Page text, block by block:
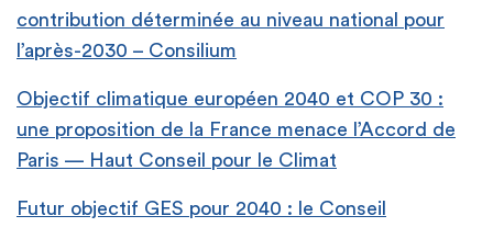
contribution déterminée au niveau national pour
l’après-2030 – Consilium
Objectif climatique européen 2040 et COP 30 :
une proposition de la France menace l’Accord de
Paris — Haut Conseil pour le Climat
Futur objectif GES pour 2040 : le Conseil